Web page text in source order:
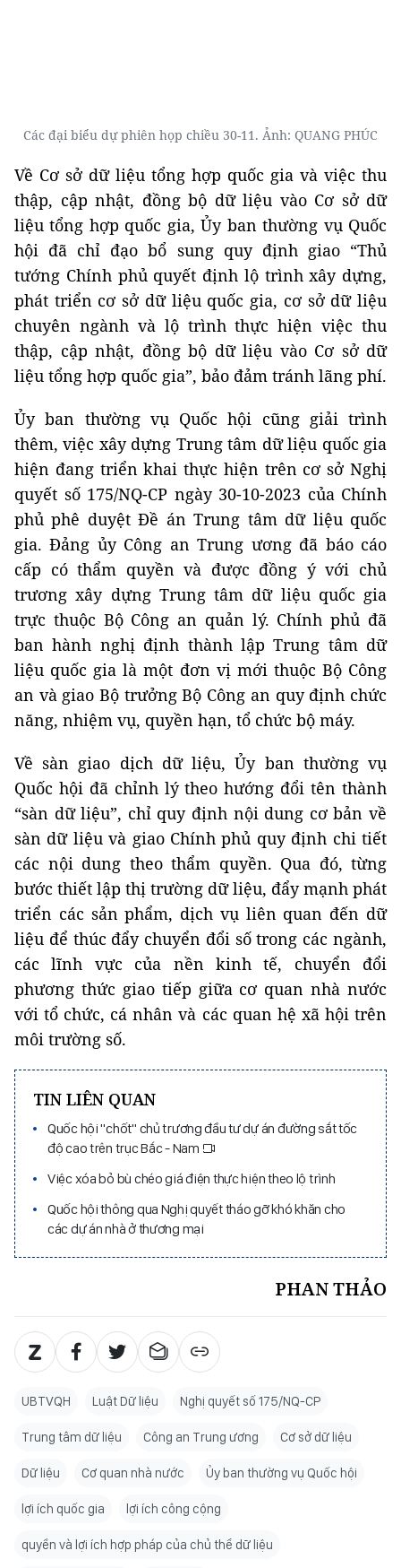
Các đại biểu dự phiên họp chiều 30-11. Ảnh: QUANG PHÚC
Về Cơ sở dữ liệu tổng hợp quốc gia và việc thu
thập, cập nhật, đồng bộ dữ liệu vào Cơ sở dữ
liệu tổng hợp quốc gia, Ủy ban thường vụ Quốc
hội đã chỉ đạo bổ sung quy định giao “Thủ
tướng Chính phủ quyết định lộ trình xây dựng,
phát triển cơ sở dữ liệu quốc gia, cơ sở dữ liệu
chuyên ngành và lộ trình thực hiện việc thu
thập, cập nhật, đồng bộ dữ liệu vào Cơ sở dữ
liệu tổng hợp quốc gia”, bảo đảm tránh lãng phí.
Ủy ban thường vụ Quốc hội cũng giải trình
thêm, việc xây dựng Trung tâm dữ liệu quốc gia
hiện đang triển khai thực hiện trên cơ sở Nghị
quyết số 175/NQ-CP ngày 30-10-2023 của Chính
phủ phê duyệt Đề án Trung tâm dữ liệu quốc
gia. Đảng ủy Công an Trung ương đã báo cáo
cấp có thẩm quyền và được đồng ý với chủ
trương xây dựng Trung tâm dữ liệu quốc gia
trực thuộc Bộ Công an quản lý. Chính phủ đã
ban hành nghị định thành lập Trung tâm dữ
liệu quốc gia là một đơn vị mới thuộc Bộ Công
an và giao Bộ trưởng Bộ Công an quy định chức
năng, nhiệm vụ, quyền hạn, tổ chức bộ máy.
Về sàn giao dịch dữ liệu, Ủy ban thường vụ
Quốc hội đã chỉnh lý theo hướng đổi tên thành
“sàn dữ liệu”, chỉ quy định nội dung cơ bản về
sàn dữ liệu và giao Chính phủ quy định chi tiết
các nội dung theo thẩm quyền. Qua đó, từng
bước thiết lập thị trường dữ liệu, đẩy mạnh phát
triển các sản phẩm, dịch vụ liên quan đến dữ
liệu để thúc đẩy chuyển đổi số trong các ngành,
các lĩnh vực của nền kinh tế, chuyển đổi
phương thức giao tiếp giữa cơ quan nhà nước
với tổ chức, cá nhân và các quan hệ xã hội trên
môi trường số.
TIN LIÊN QUAN
Quốc hội "chốt" chủ trương đầu tư dự án đường sắt tốc
độ cao trên trục Bắc - Nam
Việc xóa bỏ bù chéo giá điện thực hiện theo lộ trình
Quốc hội thông qua Nghị quyết tháo gỡ khó khăn cho
các dự án nhà ở thương mại
PHAN THẢO
UBTVQH Luật Dữ liệu Nghị quyết số 175/NQ-CP
Trung tâm dữ liệu Công an Trung ương Cơ sở dữ liệu
Dữ liệu Cơ quan nhà nước Ủy ban thường vụ Quốc hội
lợi ích quốc gia lợi ích công cộng
quyền và lợi ích hợp pháp của chủ thể dữ liệu